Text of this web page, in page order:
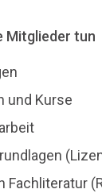
Mitglieder tun
und Kurse
Fachliteratur